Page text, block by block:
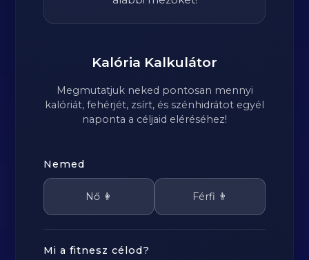
Kalória Kalkulátor
Megmutatjuk neked pontosan mennyi
kalóriát, fehérjét, zsírt, és szénhidrátot egyél
naponta a céljaid eléréséhez!
Nemed
Nő 👩 Férfi 👨
Mi a fitnesz célod?